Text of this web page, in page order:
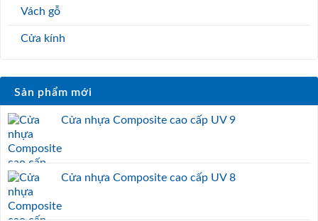
Vách gỗ
Cửa kính
Sản phẩm mới
Cửa nhựa Composite cao cấp UV 9
Cửa nhựa Composite cao cấp UV 8